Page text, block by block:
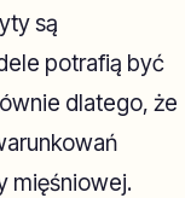
są
potrafią być
dlatego, że
mięśniowej.